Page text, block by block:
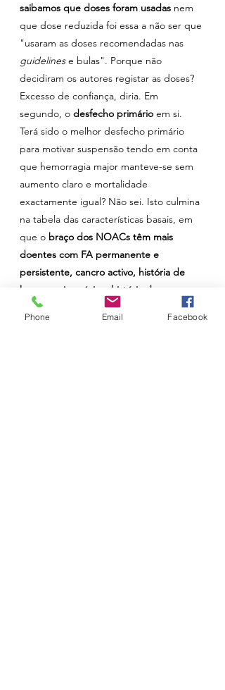
saibamos que doses foram usadas nem
que dose reduzida foi essa a não ser que
"usaram as doses recomendadas nas
guidelines e bulas". Porque não
decidiram os autores registar as doses?
Excesso de confiança, diria. Em
segundo, o desfecho primário em si.
Terá sido o melhor desfecho primário
para motivar suspensão tendo em conta
que hemorragia major manteve-se sem
aumento claro e mortalidade
exactamente igual? Não sei. Isto culmina
na tabela das características basais, em
que o braço dos NOACs têm mais
doentes com FA permanente e
persistente, cancro activo, história de
hemorragia prévia e história de
tromboembolismo prévio
doentes de maior risco. Num ensaio sem
Phone Email Facebook